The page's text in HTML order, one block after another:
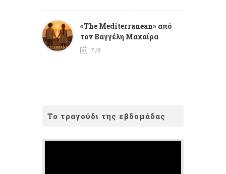
«The Mediterranean» από
τον Βαγγέλη Μαχαίρα
7/8
Το τραγούδι της εβδομάδας